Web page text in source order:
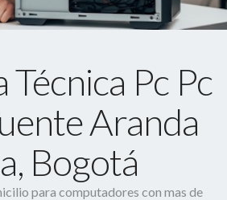
Pc Pc
Aranda
Bogotá
para computadores con mas de